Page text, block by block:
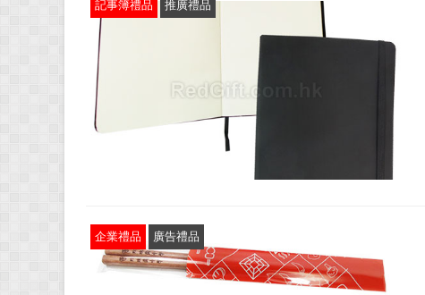
記事簿禮品 推廣禮品
企業禮品 廣告禮品